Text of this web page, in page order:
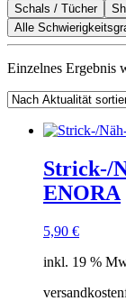
Schals / Tücher
Alle
Einzelnes Ergebnis
Strick-/
ENORA
5,90 €
inkl. 19 %